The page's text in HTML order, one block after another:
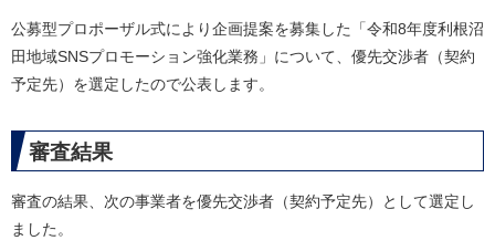
公募型プロポーザル式により企画提案を募集した「令和8年度利根沼
田地域SNSプロモーション強化業務」について、優先交渉者（契約
予定先）を選定したので公表します。
審査結果
審査の結果、次の事業者を優先交渉者（契約予定先）として選定し
ました。